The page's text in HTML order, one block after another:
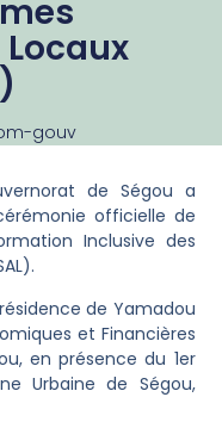
gouv
de Ségou a
officielle de
Inclusive des
de Yamadou
et Financières
en présence du 1er
Urbaine de Ségou,